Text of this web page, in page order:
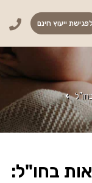
לפגישת ייעוץ חינם
בחו"ל: